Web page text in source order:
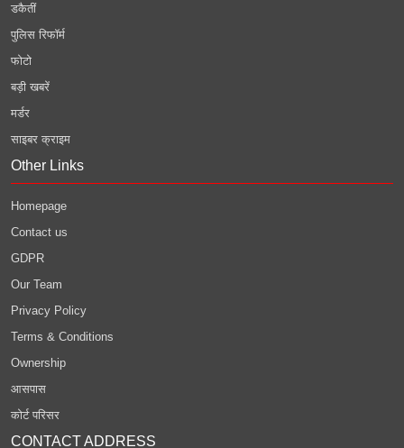
डकैतीं
पुलिस रिफॉर्म
फोटो
बड़ी खबरें
मर्डर
साइबर क्राइम
Other Links
Homepage
Contact us
GDPR
Our Team
Privacy Policy
Terms & Conditions
Ownership
आसपास
कोर्ट परिसर
CONTACT ADDRESS